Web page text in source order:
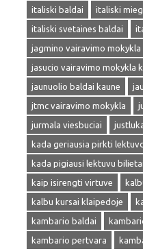
italiski baldai
italiski
italiski svetaines baldai
jagmino vairavimo mokykla
jasucio vairavimo mokykla
jaunuolio baldai kaune
jtmc vairavimo mokykla
jurmala viesbuciai
kada geriausia pirkti
kada pigiausi lektuvu bilietai
kaip isirengti virtuve
kalbu kursai klaipedoje
kambario baldai
kambario pertvara